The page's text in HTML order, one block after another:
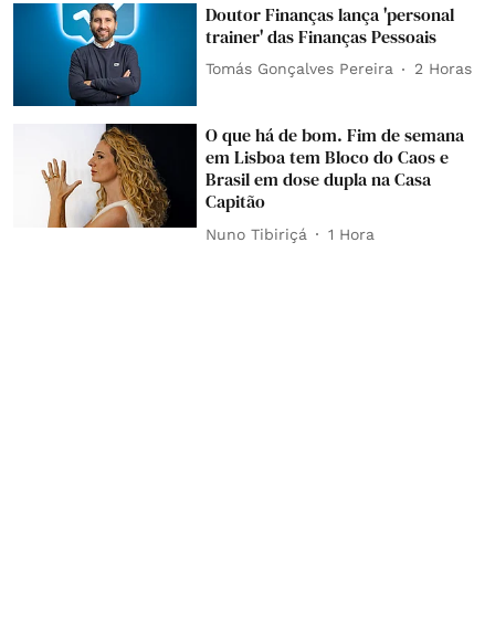
Doutor Finanças lança 'personal
trainer' das Finanças Pessoais
Tomás Gonçalves Pereira 2 Horas
O que há de bom. Fim de semana
em Lisboa tem Bloco do Caos e
Brasil em dose dupla na Casa
Capitão
Nuno Tibiriçá 1 Hora